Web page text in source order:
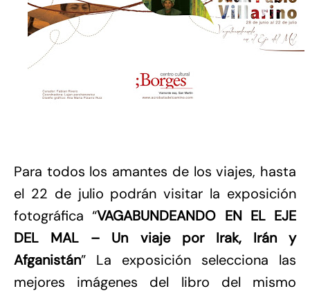
Para todos los amantes de los viajes, hasta
el 22 de julio podrán visitar la exposición
fotográfica “VAGABUNDEANDO EN EL EJE
DEL MAL – Un viaje por Irak, Irán y
Afganistán” La exposición selecciona las
mejores imágenes del libro del mismo